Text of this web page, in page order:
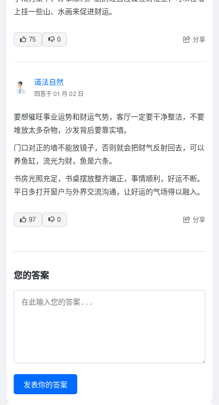
上挂一些山、水画来促进财运。
75 0 分享
道法自然
回答于 01 月 02 日
要想催旺事业运势和财运气势，客厅一定要干净整洁，不要
堆放太多杂物，沙发背后要靠实墙。
门口对正的墙不能放镜子，否则就会把财气反射回去，可以
养鱼缸，流光为财，鱼是六条。
书房光照充足，书桌摆放整齐端正，事情顺利，好运不断。
平日多打开窗户与外界交流沟通，让好运的气场得以融入。
97 0 分享
您的答案
发表你的答案